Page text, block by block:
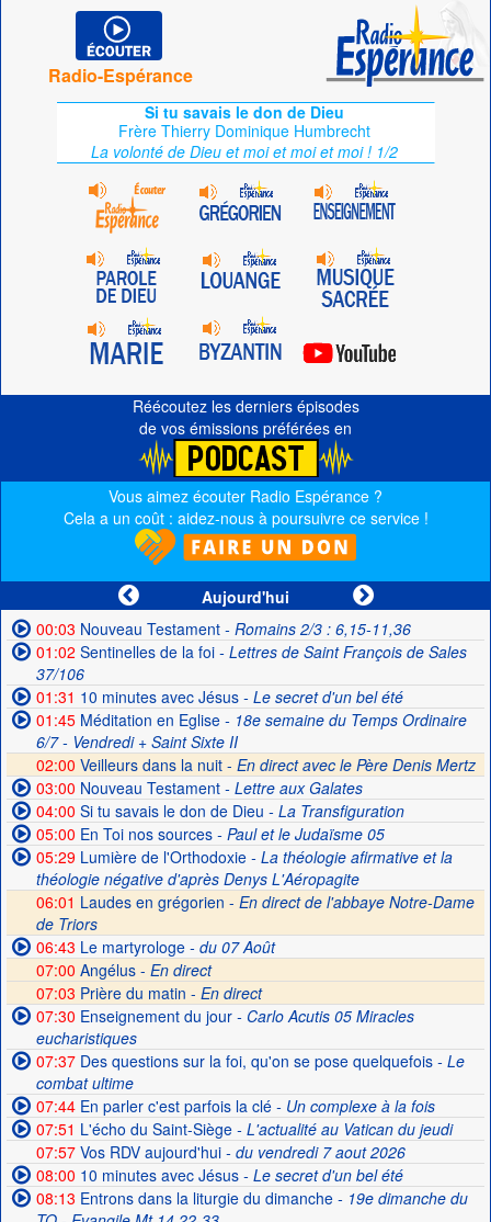
Radio-Espérance
Si tu savais le don de Dieu
Frère Thierry Dominique Humbrecht
La volonté de Dieu et moi et moi et moi ! 1/2
Réécoutez les derniers épisodes
de vos émissions préférées en
Vous aimez écouter Radio Espérance ?
Cela a un coût : aidez-nous à poursuivre ce service !
Aujourd'hui
00:03 Nouveau Testament- Romains 2/3 : 6,15-11,36
01:02 Sentinelles de la foi- Lettres de Saint François de Sales
37/106
01:31 10 minutes avec Jésus- Le secret d'un bel été
01:45Méditation en Eglise- 18e semaine du Temps Ordinaire
6/7 - Vendredi + Saint Sixte II
02:00 Veilleurs dans la nuit - En direct avec le Père Denis Mertz
03:00 Nouveau Testament- Lettre aux Galates
04:00 Si tu savais le don de Dieu - La Transfiguration
05:00 En Toi nos sources- Paul et le Judaïsme 05
05:29Lumière de l'Orthodoxie- La théologie afirmative et la
théologie négative d'après Denys L'Aéropagite
06:01 Laudes en grégorien - En direct de l'abbaye Notre-Dame
de Triors
06:43 Le martyrologe- du 07 Août
07:00 Angélus - En direct
07:03 Prière du matin - En direct
07:30 Enseignement du jour- Carlo Acutis 05 Miracles
eucharistiques
07:37Des questions sur la foi, qu'on se pose quelquefois- Le
combat ultime
07:44En parler c'est parfois la clé- Un complexe à la fois
07:51 L'écho du Saint-Siège- L'actualité au Vatican du jeudi
07:57Vos RDV aujourd'hui- du vendredi 7 aout 2026
08:00 10 minutes avec Jésus- Le secret d'un bel été
08:13 Entrons dans la liturgie du dimanche- 19e dimanche du